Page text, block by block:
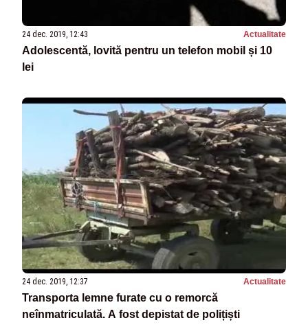
24 dec. 2019, 12:43 Actualitate
Adolescentă, lovită pentru un telefon mobil și 10
lei
24 dec. 2019, 12:37 Actualitate
Transporta lemne furate cu o remorcă
neînmatriculată. A fost depistat de polițiști